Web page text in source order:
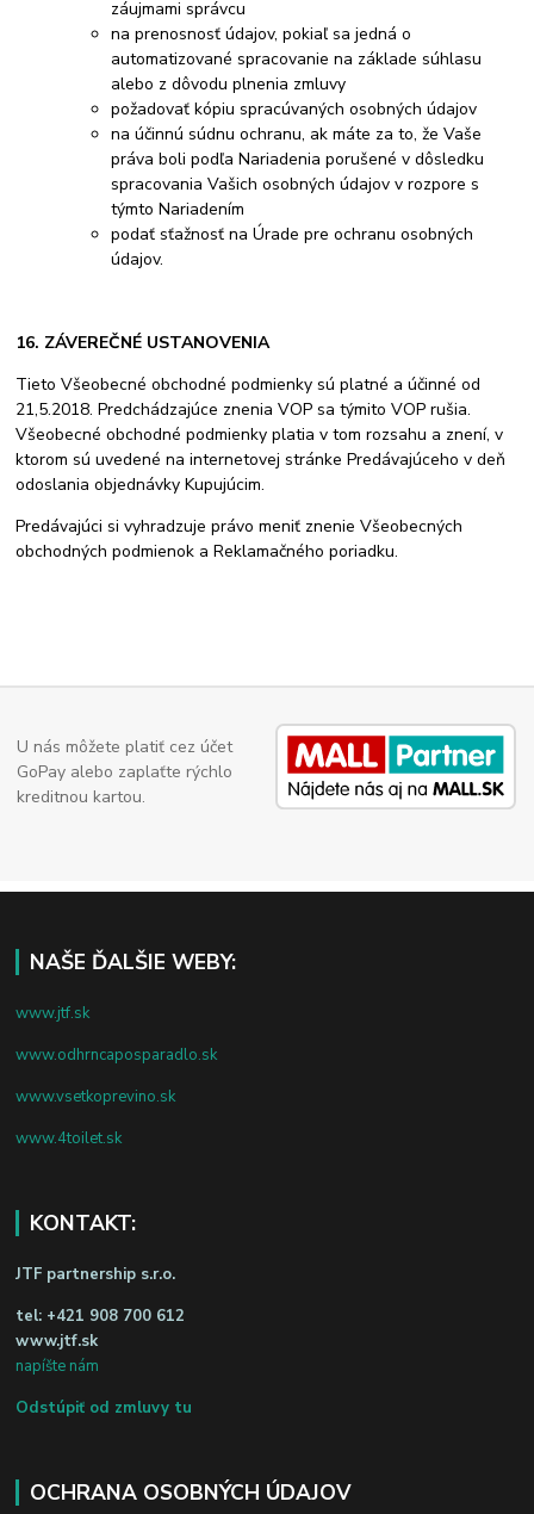
záujmami správcu
na prenosnosť údajov, pokiaľ sa jedná o
automatizované spracovanie na základe súhlasu
alebo z dôvodu plnenia zmluvy
požadovať kópiu spracúvaných osobných údajov
na účinnú súdnu ochranu, ak máte za to, že Vaše
práva boli podľa Nariadenia porušené v dôsledku
spracovania Vašich osobných údajov v rozpore s
týmto Nariadením
podať sťažnosť na Úrade pre ochranu osobných
údajov.
16. ZÁVEREČNÉ USTANOVENIA
Tieto Všeobecné obchodné podmienky sú platné a účinné od
21,5.2018. Predchádzajúce znenia VOP sa týmito VOP rušia.
Všeobecné obchodné podmienky platia v tom rozsahu a znení, v
ktorom sú uvedené na internetovej stránke Predávajúceho v deň
odoslania objednávky Kupujúcim.
Predávajúci si vyhradzuje právo meniť znenie Všeobecných
obchodných podmienok a Reklamačného poriadku.
U nás môžete platiť cez účet
GoPay alebo zaplaťte rýchlo
kreditnou kartou.
NAŠE ĎALŠIE WEBY:
www.jtf.sk
www.odhrncaposparadlo.sk
www.vsetkoprevino.sk
www.4toilet.sk
KONTAKT:
JTF partnership s.r.o.
tel: +421 908 700 612
www.jtf.sk
napíšte nám
Odstúpiť od zmluvy tu
OCHRANA OSOBNÝCH ÚDAJOV